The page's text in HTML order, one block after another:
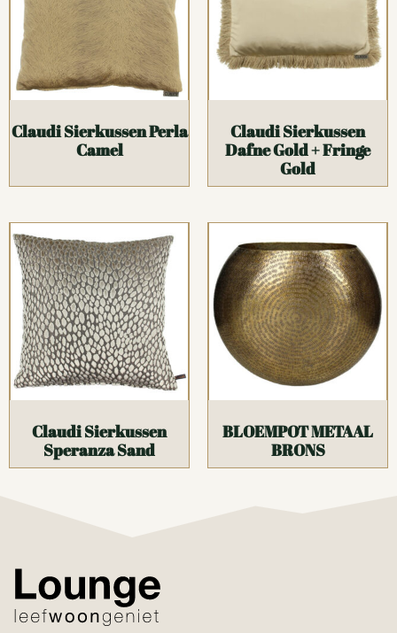
Claudi Sierkussen Perla
Camel
Claudi Sierkussen
Dafne Gold + Fringe
Gold
Claudi Sierkussen
Speranza Sand
BLOEMPOT METAAL
BRONS